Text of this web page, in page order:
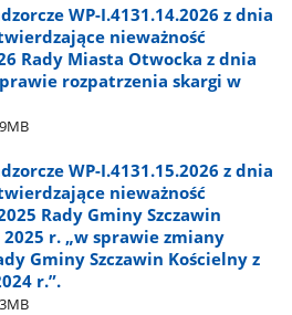
WP-I.4131.14.2026 z dnia
nieważność
Rady Miasta Otwocka z dnia
rozpatrzenia skargi w
WP-I.4131.15.2026 z dnia
nieważność
Rady Gminy Szczawin
r. „w sprawie zmiany
Gminy Szczawin Kościelny z
r.”.